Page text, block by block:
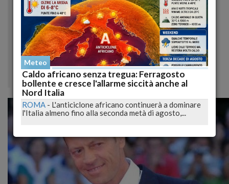
Presidente (Berlusconi, ndr) non se ne fa niente,
solo con lui sarebbe un boom pazzesco.
Nell’ambiente del porno c’è nell’aria l’idea di fare
un film con le vere olgettine come protagoniste
ma per ora non si è fatto nulla. Ora mi è arrivata
questa proposta, vedremo.
Meteo
Caldo africano senza tregua: Ferragosto
bollente e cresce l'allarme siccità anche al
Nord Italia
ROMA - L'anticiclone africano continuerà a dominare
l'Italia almeno fino alla seconda metà di agosto,...